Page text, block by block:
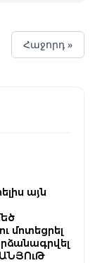
Հաջորդ »
այն
մոտեցրել